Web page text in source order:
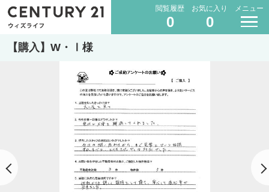
閲覧履歴
0
お気に入り
0
メニュー
【購入】W・Ⅰ様